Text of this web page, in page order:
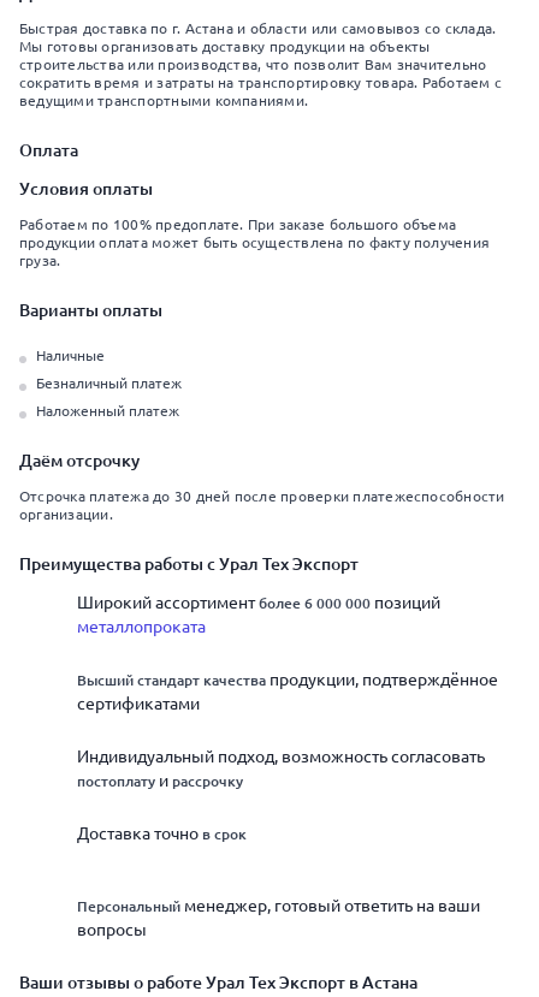
Быстрая доставка по г. Астана и области или самовывоз со склада.
Мы готовы организовать доставку продукции на объекты
строительства или производства, что позволит Вам значительно
сократить время и затраты на транспортировку товара. Работаем с
ведущими транспортными компаниями.
Оплата
Условия оплаты
Работаем по 100% предоплате. При заказе большого объема
продукции оплата может быть осуществлена по факту получения
груза.
Варианты оплаты
Наличные
Безналичный платеж
Наложенный платеж
Даём отсрочку
Отсрочка платежа до 30 дней после проверки платежеспособности
организации.
Преимущества работы с Урал Тех Экспорт
Широкий ассортиментболее 6 000 000 позиций
металлопроката
Высший стандарт качества продукции, подтверждённое
сертификатами
Индивидуальный подход, возможность согласовать
постоплату и рассрочку
Доставка точно в срок
Персональный менеджер, готовый ответить на ваши
вопросы
Ваши отзывы о работе Урал Тех Экспорт в Астана